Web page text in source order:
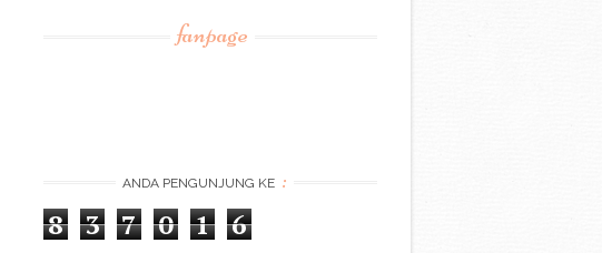
fanpage
ANDA PENGUNJUNG KE :
8 3 7 0 1 6